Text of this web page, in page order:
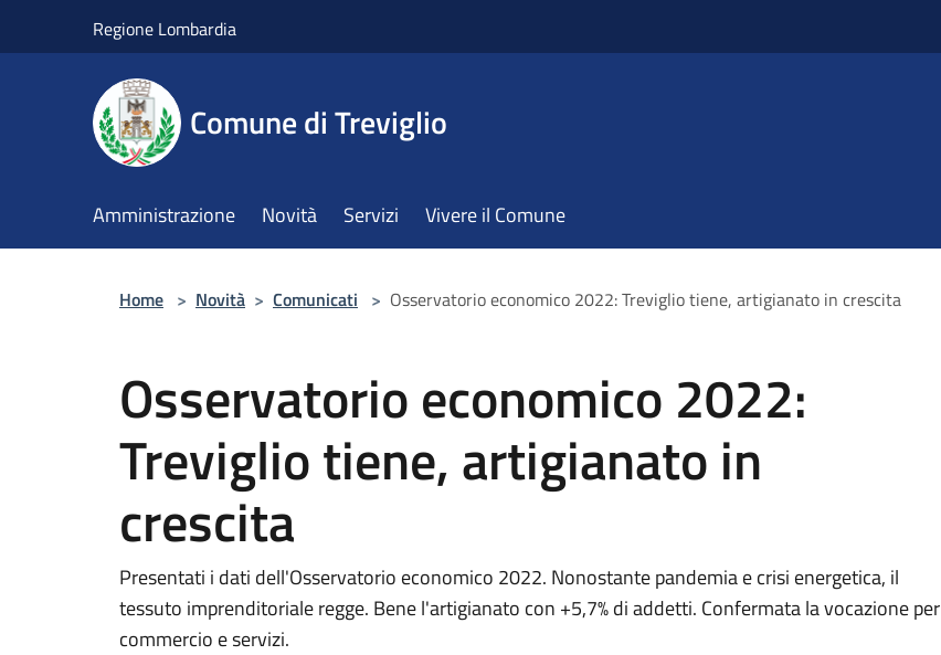
Regione Lombardia
Comune di Treviglio
Amministrazione Novità Servizi Vivere il Comune
Home > Novità > Comunicati > Osservatorio economico 2022: Treviglio tiene, artigianato in crescita
Osservatorio economico 2022:
Treviglio tiene, artigianato in
crescita
Presentati i dati dell'Osservatorio economico 2022. Nonostante pandemia e crisi energetica, il
tessuto imprenditoriale regge. Bene l'artigianato con +5,7% di addetti. Confermata la vocazione per
commercio e servizi.